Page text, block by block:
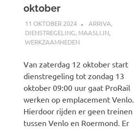
oktober
11 OKTOBER 2024 SPOORZOEKER
ARRIVA,
DIENSTREGELING, MAASLIJN,
WERKZAAMHEDEN
Van zaterdag 12 oktober start
dienstregeling tot zondag 13
oktober 09:00 uur gaat ProRail
werken op emplacement Venlo.
Hierdoor rijden er geen treinen
tussen Venlo en Roermond. Er